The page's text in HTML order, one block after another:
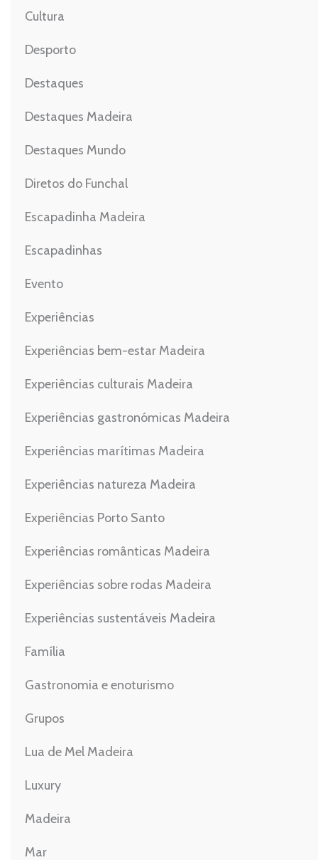
Cultura
Desporto
Destaques
Destaques Madeira
Destaques Mundo
Diretos do Funchal
Escapadinha Madeira
Escapadinhas
Evento
Experiências
Experiências bem-estar Madeira
Experiências culturais Madeira
Experiências gastronómicas Madeira
Experiências marítimas Madeira
Experiências natureza Madeira
Experiências Porto Santo
Experiências românticas Madeira
Experiências sobre rodas Madeira
Experiências sustentáveis Madeira
Família
Gastronomia e enoturismo
Grupos
Lua de Mel Madeira
Luxury
Madeira
Mar